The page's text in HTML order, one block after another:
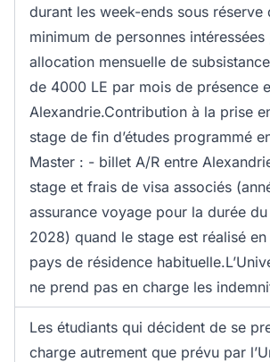
durant les week-ends sous réserve
minimum de personnes intéressées
allocation mensuelle de
de 4000 LE par mois de présence
Alexandrie.Contribution à la prise
stage de fin d’études programmé
Master : - billet A/R entre
stage et frais de visa associés
assurance voyage pour la durée
2028) quand le stage est réalisé
pays de résidence
ne prend pas en charge les
Les étudiants qui décident de se
charge autrement que prévu par